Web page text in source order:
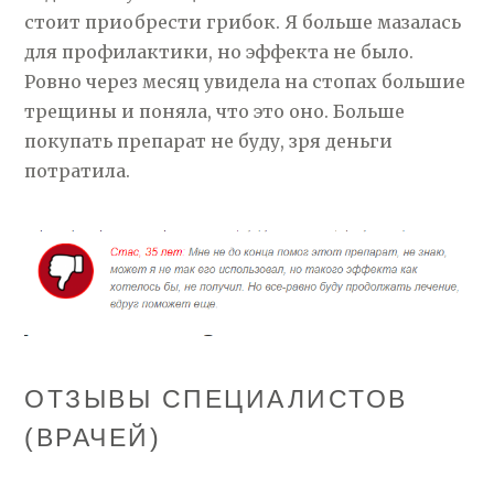
стоит приобрести грибок. Я больше мазалась
для профилактики, но эффекта не было.
Ровно через месяц увидела на стопах большие
трещины и поняла, что это оно. Больше
покупать препарат не буду, зря деньги
потратила.
ОТЗЫВЫ СПЕЦИАЛИСТОВ
(ВРАЧЕЙ)